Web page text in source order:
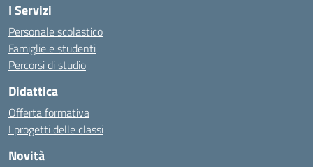
I Servizi
Personale scolastico
Famiglie e studenti
Percorsi di studio
Didattica
Offerta formativa
I progetti delle classi
Novità